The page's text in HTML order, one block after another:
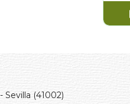
Sevilla (41002)